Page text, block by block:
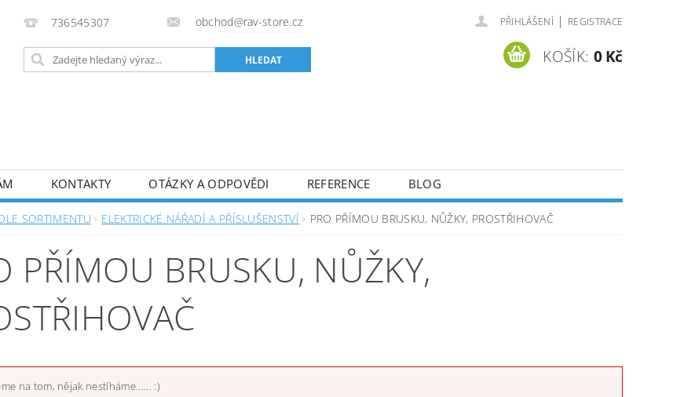
736545307 obchod@rav-store.cz PŘIHLÁŠENÍ | REGISTRACE
KOŠÍK: 0 Kč
KONTAKTY OTÁZKY A ODPOVĚDI REFERENCE BLOG
SORTIMENTU ELEKTRICKÉ NÁŘADÍ A PŘÍSLUŠENSTVÍ PRO PŘÍMOU BRUSKU, NŮŽKY, PROSTŘIHOVAČ
PŘÍMOU BRUSKU, NŮŽKY,
na tom, nějak nestíháme...... :)